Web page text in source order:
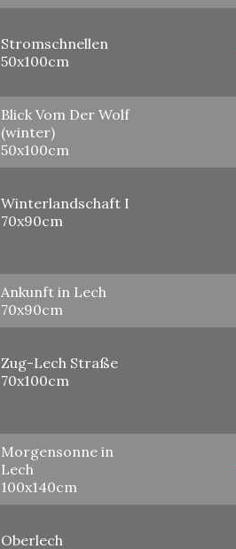
Stromschnellen
50x100cm
Blick Vom Der Wolf
(winter)
50x100cm
Winterlandschaft I
70x90cm
Ankunft in Lech
70x90cm
Zug-Lech Straße
70x100cm
Morgensonne in
Lech
100x140cm
Oberlech